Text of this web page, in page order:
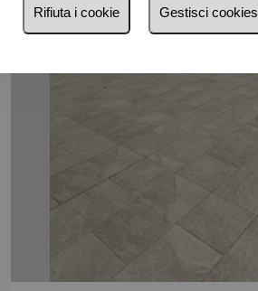
Rifiuta i cookie Gestisci cookies